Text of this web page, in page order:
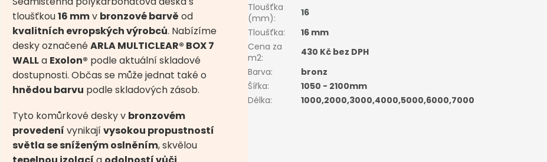
tloušťkou16 mmv bronzové barvě od
kvalitních evropských výrobců. Nabízíme
desky označenéARLA MULTICLEAR® BOX 7
WALLa Exolon® podle aktuální skladové
dostupnosti. Občas se může jednat také o
hnědou barvu podle skladových zásob.
Tyto komůrkové desky v bronzovém
provedení vynikajívysokou propustností
světla se sníženým oslněním, skvělou
Tloušťka
(mm):
16
Tloušťka:
16 mm
Cena za
m2:
430 Kč bez DPH
Barva:
bronz
Šířka:
1050 - 2100mm
Délka: 1000,2000,3000,4000,5000,6000,7000